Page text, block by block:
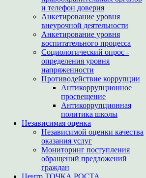
и телефон доверия
Анкетирование уровня
внеурочной деятельности
Анкетирование уровня
воспитательного процесса
Социологический опрос -
определения уровня
напряженности
Противодействие коррупции
Антикоррупционное
просвещение
Антикоррупционная
политика школы
Независимая оценка
Независимой оценки качества
оказания услуг
Мониторинг поступления
обращений предложений
граждан
Центр ТОЧКА РОСТА